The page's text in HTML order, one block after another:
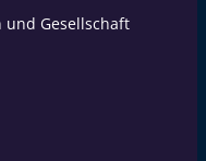
und Gesellschaft